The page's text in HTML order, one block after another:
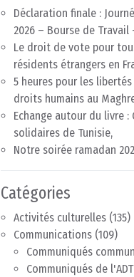
Déclaration finale :
2026 – Bourse de Travail
Le droit de vote pour
résidents étrangers en
5 heures pour les
droits humains au
Echange autour du livre :
solidaires de Tunisie,
Notre soirée ramadan
Catégories
Activités culturelles (135)
Communications (109)
Communiqués
Communiqués de